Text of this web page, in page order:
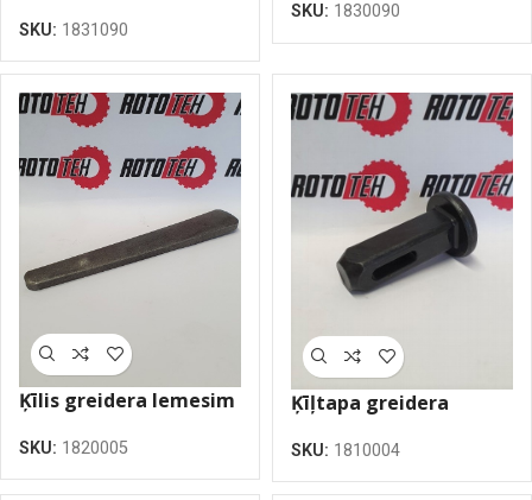
SKU: 1831090
SKU: 1830090
Ķīlis greidera lemesim
SKU: 1820005
Ķīļtapa greidera
SKU: 1810004